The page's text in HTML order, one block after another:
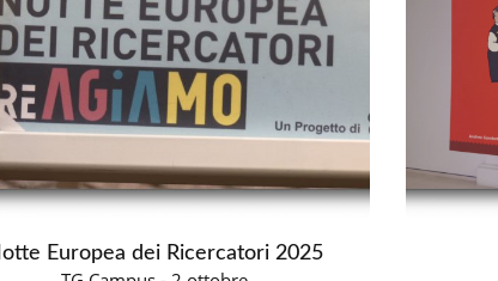
Europea dei Ricercatori 2025